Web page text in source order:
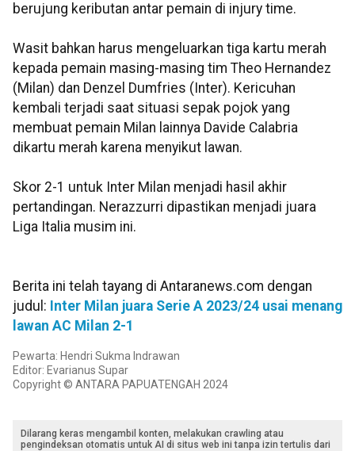
berujung keributan antar pemain di injury time.
Wasit bahkan harus mengeluarkan tiga kartu merah
kepada pemain masing-masing tim Theo Hernandez
(Milan) dan Denzel Dumfries (Inter). Kericuhan
kembali terjadi saat situasi sepak pojok yang
membuat pemain Milan lainnya Davide Calabria
dikartu merah karena menyikut lawan.
Skor 2-1 untuk Inter Milan menjadi hasil akhir
pertandingan. Nerazzurri dipastikan menjadi juara
Liga Italia musim ini.
Berita ini telah tayang di Antaranews.com dengan
judul: Inter Milan juara Serie A 2023/24 usai menang
lawan AC Milan 2-1
Pewarta: Hendri Sukma Indrawan
Editor: Evarianus Supar
Copyright © ANTARA PAPUATENGAH 2024
Dilarang keras mengambil konten, melakukan crawling atau
pengindeksan otomatis untuk AI di situs web ini tanpa izin tertulis dari